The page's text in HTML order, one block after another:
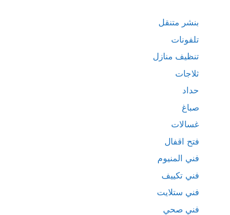
بنشر متنقل
تلفونات
تنظيف منازل
ثلاجات
حداد
صباغ
غسالات
فتح اقفال
فني المنيوم
فني تكييف
فني ستلايت
فني صحي